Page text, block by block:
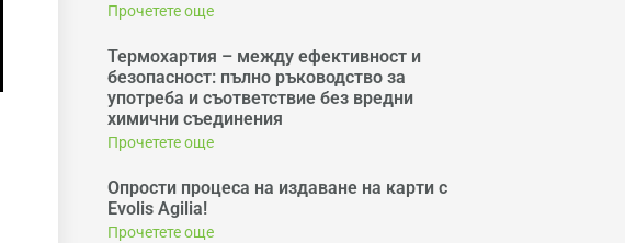
Прочетете още
Термохартия – между ефективност и
безопасност: пълно ръководство за
употреба и съответствие без вредни
химични съединения
Прочетете още
Опрости процеса на издаване на карти с
Evolis Agilia!
Прочетете още